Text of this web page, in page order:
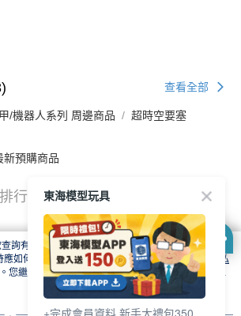
查看全部
/機器人系列 周邊商品
超時空要塞
新預購商品
行
詢有關本網站使用 cookie 方式之詳情，及若您不希
如何變更電腦的 cookie 設定，請參閱本網站「
隱私
您繼續使用本網站即表示您同意本公司得按本網站使
cookie。
東海模型玩具
+完成會員資料 新手大禮包350